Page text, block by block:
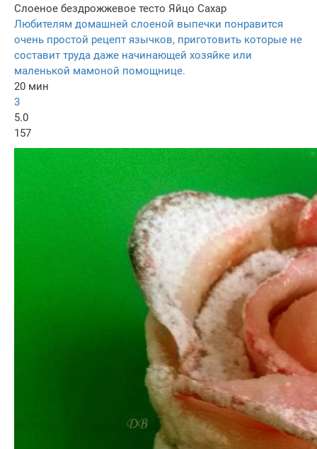
Слоеное бездрожжевое тесто Яйцо Сахар
Любителям домашней слоеной выпечки понравится
очень простой рецепт язычков, приготовить которые не
составит труда даже начинающей хозяйке или
маленькой мамоной помощнице.
20 мин
3
5.0
157